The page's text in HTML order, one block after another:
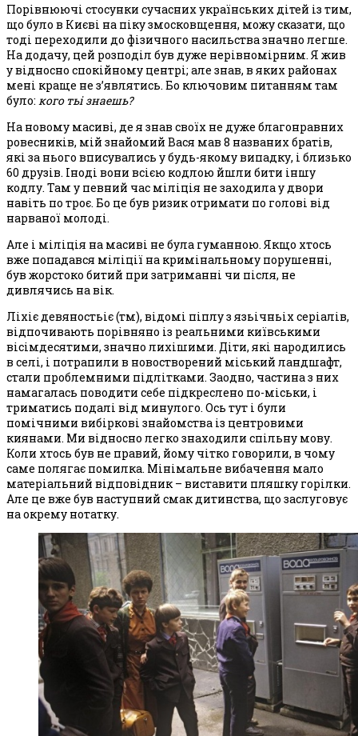
Порівнюючі стосунки сучасних українських дітей із тим,
що було в Києві на піку змосковщення, можу сказати, що
тоді переходили до фізичного насильства значно легше.
На додачу, цей розподіл був дуже нерівномірним. Я жив
у відносно спокійному центрі; але знав, в яких районах
мені краще не з’являтись. Бо ключовим питанням там
було: кого тьі знаешь?
На новому масиві, де я знав своїх не дуже благонравних
ровесників, мій знайомий Вася мав 8 названих братів,
які за нього вписувались у будь-якому випадку, і близько
60 друзів. Іноді вони всією кодлою йшли бити іншу
кодлу. Там у певний час міліція не заходила у двори
навіть по троє. Бо це був ризик отримати по голові від
нарваної молоді.
Але і міліція на масиві не була гуманною. Якщо хтось
вже попадався міліції на кримінальному порушенні,
був жорстоко битий при затриманні чи після, не
дивлячись на вік.
Ліхіє девяностьіє (тм), відомі піплу з язьічньіх серіалів,
відпочивають порівняно із реальними київськими
вісімдесятими, значно лихішими. Діти, які народились
в селі, і потрапили в новостворений міський ландшафт,
стали проблемними підлітками. Заодно, частина з них
намагалась поводити себе підкреслено по-міськи, і
триматись подалі від минулого. Ось тут і були
помічними вибіркові знайомства із центровими
киянами. Ми відносно легко знаходили спільну мову.
Коли хтось був не правий, йому чітко говорили, в чому
саме полягає помилка. Мінімальне вибачення мало
матеріальний відповідник – виставити пляшку горілки.
Але це вже був наступний смак дитинства, що заслуговує
на окрему нотатку.